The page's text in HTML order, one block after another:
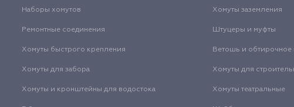
Наборы хомутов Хомуты заземления
Ремонтные соединения Штуцеры и муфты
Хомуты быстрого крепления Ветошь и обтирочное
Хомуты для забора Хомуты для
Хомуты и кронштейны для водостока Хомуты театральные